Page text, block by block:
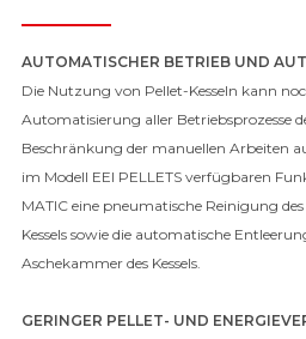
AUTOMATISCHER BETRIEB UND
Die Nutzung von Pellet-Kesseln kann
Automatisierung aller Betriebsprozesse
Beschränkung der manuellen Arbeiten
im Modell EEI PELLETS verfügbaren
MATIC eine pneumatische Reinigung
Kessels sowie die automatische
Aschekammer des Kessels.
GERINGER PELLET- UND